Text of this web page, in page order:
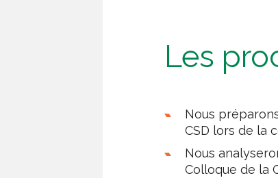
Les
Nous
CSD lors de la
Nous
Colloque de la